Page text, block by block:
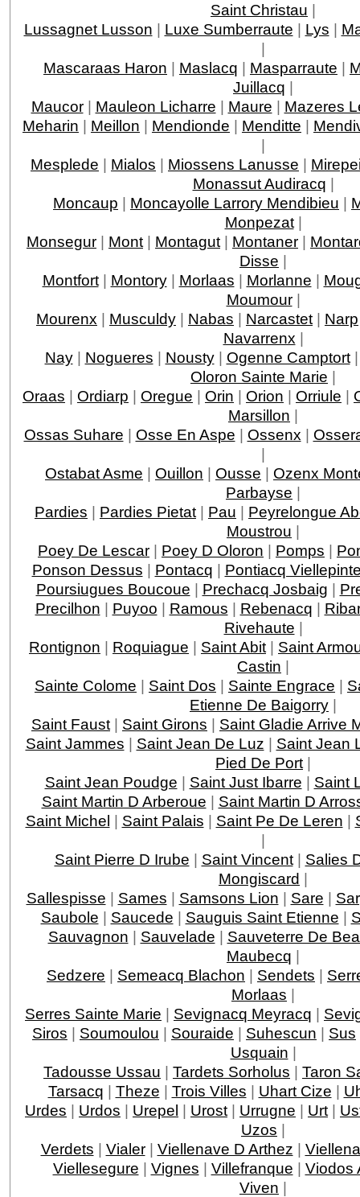
Saint Christau |
Lussagnet Lusson | Luxe Sumberraute | Lys |
|
Mascaraas Haron | Maslacq | Masparraute |
Juillacq |
Maucor| Mauleon Licharre | Maure | Mazeres
Meharin | Meillon | Mendionde | Menditte |
|
Mesplede | Mialos | Miossens Lanusse |
Monassut Audiracq |
Moncaup | Moncayolle Larrory Mendibieu |
Monpezat|
Monsegur | Mont | Montagut | Montaner |
Disse |
Montfort| Montory| Morlaas | Morlanne |
Moumour|
Mourenx | Musculdy | Nabas | Narcastet | Narp
Navarrenx |
Nay| Nogueres | Nousty| Ogenne Camptort
Oloron Sainte Marie |
Oraas | Ordiarp | Oregue | Orin | Orion | Orriule |
Marsillon |
Ossas Suhare | Osse En Aspe | Ossenx |
|
Ostabat Asme | Ouillon | Ousse | Ozenx
Parbayse |
Pardies | Pardies Pietat | Pau | Peyrelongue
Moustrou |
Poey De Lescar | Poey D Oloron | Pomps |
Ponson Dessus | Pontacq | Pontiacq
Poursiugues Boucoue | Prechacq Josbaig |
Precilhon | Puyoo | Ramous | Rebenacq |
Rivehaute |
Rontignon | Roquiague | Saint Abit | Saint
Castin |
Sainte Colome | Saint Dos | Sainte Engrace |
Etienne De Baigorry |
Saint Faust | Saint Girons | Saint Gladie Arrive
Saint Jammes | Saint Jean De Luz | Saint Jean
Pied De Port |
Saint Jean Poudge | Saint Just Ibarre | Saint
Saint Martin D Arberoue | Saint Martin D
Saint Michel | Saint Palais | Saint Pe De Leren |
|
Saint Pierre D Irube | Saint Vincent| Salies
Mongiscard |
Sallespisse | Sames | Samsons Lion | Sare |
Saubole | Saucede | Sauguis Saint Etienne |
Sauvagnon | Sauvelade | Sauveterre De
Maubecq |
Sedzere | Semeacq Blachon | Sendets |
Morlaas |
Serres Sainte Marie | Sevignacq Meyracq |
Siros | Soumoulou | Souraide | Suhescun | Sus
Usquain |
Tadousse Ussau | Tardets Sorholus | Taron
Tarsacq | Theze | Trois Villes | Uhart Cize |
Urdes | Urdos | Urepel | Urost | Urrugne | Urt |
Uzos |
Verdets | Vialer| Viellenave D Arthez |
Viellesegure | Vignes | Villefranque | Viodos
Viven |